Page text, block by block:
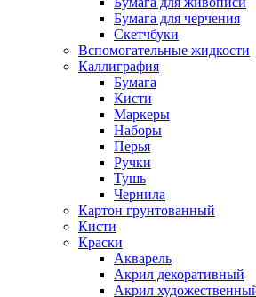
Бумага для черчения
Скетчбуки
Вспомогательные жидкости
Каллиграфия
Бумага
Кисти
Маркеры
Наборы
Перья
Ручки
Тушь
Чернила
Картон грунтованный
Кисти
Краски
Акварель
Акрил декоративный
Акрил